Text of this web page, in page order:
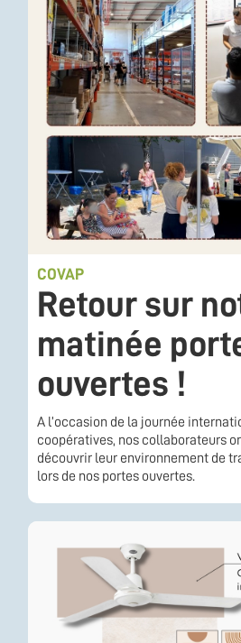
COVAP
Retour sur
matinée
ouvertes !
A l’occasion de la journée
coopératives, nos collaborateurs
découvrir leur environnement de
lors de nos portes ouvertes.